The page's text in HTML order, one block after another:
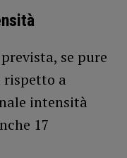
se pure
rispetto a
intensità
17